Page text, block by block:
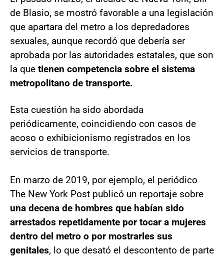
de Blasio, se mostró favorable a una legislación
que apartara del metro a los depredadores
sexuales, aunque recordó que debería ser
aprobada por las autoridades estatales, que son
la que tienen competencia sobre el sistema
metropolitano de transporte.
Esta cuestión ha sido abordada
periódicamente, coincidiendo con casos de
acoso o exhibicionismo registrados en los
servicios de transporte.
En marzo de 2019, por ejemplo, el periódico
The New York Post publicó un reportaje sobre
una decena de hombres que habían sido
arrestados repetidamente por tocar a mujeres
dentro del metro o por mostrarles sus
genitales, lo que desató el descontento de parte